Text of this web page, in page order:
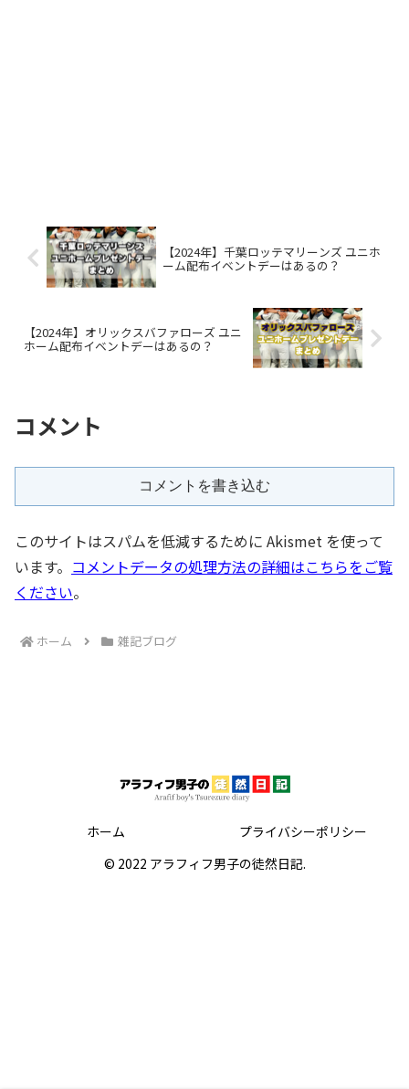
【2024年】千葉ロッテマリーンズ ユニホ
ーム配布イベントデーはあるの？
【2024年】オリックスバファローズ ユニ
ホーム配布イベントデーはあるの？
コメント
コメントを書き込む
このサイトはスパムを低減するために Akismet を使って
います。 コメントデータの処理方法の詳細はこちらをご覧
ください。
ホーム 雑記ブログ
ホーム
プライバシーポリシー
© 2022 アラフィフ男子の徒然日記.